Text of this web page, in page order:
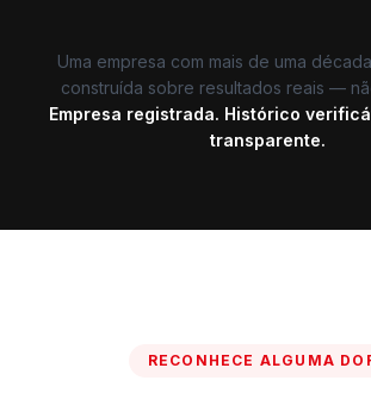
Uma empresa com mais de uma
construída sobre resultados reais —
Empresa registrada. Histórico
transparente.
RECONHECE ALGUMA